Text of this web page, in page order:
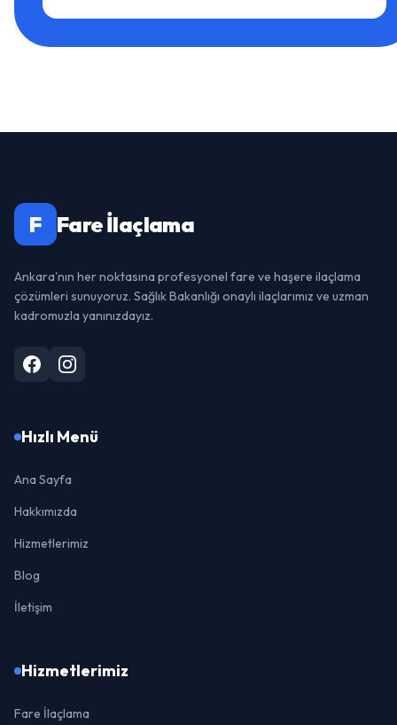
F Fare İlaçlama
Ankara'nın her noktasına profesyonel fare ve haşere ilaçlama
çözümleri sunuyoruz. Sağlık Bakanlığı onaylı ilaçlarımız ve uzman
kadromuzla yanınızdayız.
Hızlı Menü
Ana Sayfa
Hakkımızda
Hizmetlerimiz
Blog
İletişim
Hizmetlerimiz
Fare İlaçlama